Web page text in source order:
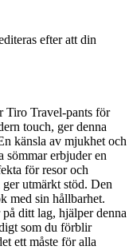
efter att din
Tiro Travel-pants för
touch, ger denna
känsla av mjukhet och
erbjuder en
för resor och
utmärkt stöd. Den
med sin hållbarhet.
ditt lag, hjälper denna
som du förblir
ett måste för alla